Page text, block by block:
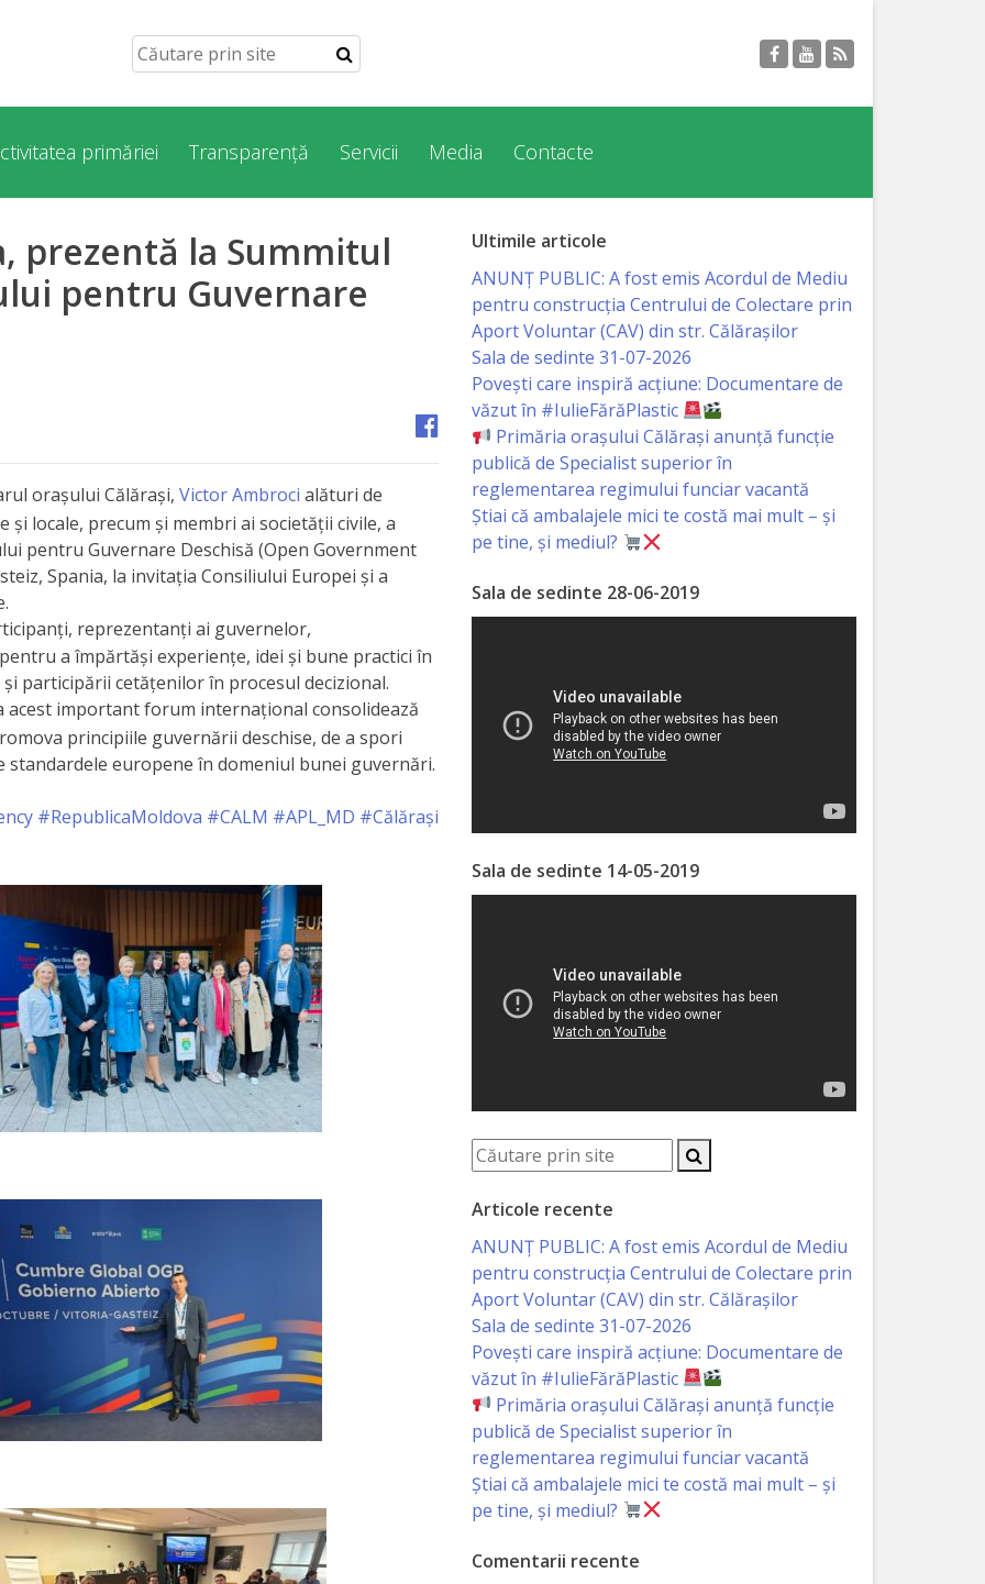
primăriei Transparență Servicii Media Contacte
prezentă la Summitul
pentru Guvernare
orașului Călărași, Victor Ambroci alături de
locale, precum și membri ai societății civile, a
pentru Guvernare Deschisă (Open Government
Spania, la invitația Consiliului Europei și a
reprezentanți ai guvernelor,
a împărtăși experiențe, idei și bune practici în
participării cetățenilor în procesul decizional.
acest important forum internațional consolidează
principiile guvernării deschise, de a spori
europene în domeniul bunei guvernări.
#RepublicaMoldova #CALM #APL_MD #Călărași
Ultimile articole
ANUNȚ PUBLIC: A fost emis Acordul de Mediu
pentru construcția Centrului de Colectare prin
Aport Voluntar (CAV) din str. Călărașilor
Sala de sedinte 31-07-2026
Povești care inspiră acțiune: Documentare de
văzut în #IulieFărăPlastic
Primăria orașului Călărași anunță funcție
publică de Specialist superior în
reglementarea regimului funciar vacantă
Știai că ambalajele mici te costă mai mult – și
pe tine, și mediul?
Sala de sedinte 28-06-2019
Sala de sedinte 14-05-2019
Articole recente
ANUNȚ PUBLIC: A fost emis Acordul de Mediu
pentru construcția Centrului de Colectare prin
Aport Voluntar (CAV) din str. Călărașilor
Sala de sedinte 31-07-2026
Povești care inspiră acțiune: Documentare de
văzut în #IulieFărăPlastic
Primăria orașului Călărași anunță funcție
publică de Specialist superior în
reglementarea regimului funciar vacantă
Știai că ambalajele mici te costă mai mult – și
pe tine, și mediul?
Comentarii recente